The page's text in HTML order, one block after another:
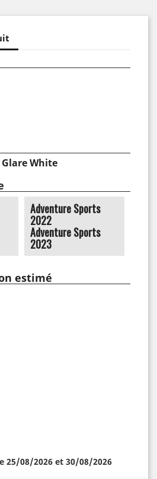
Glare White
Adventure Sports
2022
Adventure Sports
2023
estimé
25/08/2026 et 30/08/2026